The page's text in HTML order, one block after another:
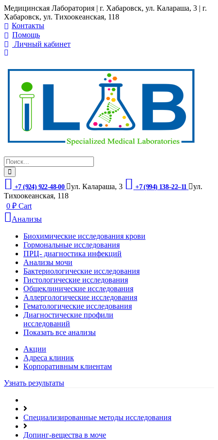
Медицинская Лаборатория | г. Хабаровск, ул. Калараша, 3 | г.
Хабаровск, ул. ​Тихоокеанская, 118
Контакты
Помощь
Личный кабинет
+7 (924) 922-48-00 ул. ​Калараша, 3 +7 (994) 138‒22‒11
ул. ​
Тихоокеанская, 118
0 ₽ Cart
Анализы
Биохимические исследования крови
Гормональные исследования
ПРЦ- диагностика инфекций
Анализы мочи
Бактериологические исследования
Гистологические исследования
Общеклинические исследования
Аллергологические исследования
Гематологические исследования
Диагностические профили
исследований
Показать все анализы
Акции
Адреса клиник
Кoрпоративным клиентам
Узнать результаты
Специализированные методы исследования
Допинг-вещества в моче